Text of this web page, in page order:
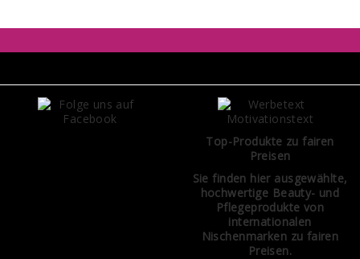
Top-Produkte zu fairen
Preisen
Sie finden hier ausgewählte,
hochwertige Beauty- und
Pflegeprodukte von
internationalen
Nischenmarken zu fairen
Preisen.